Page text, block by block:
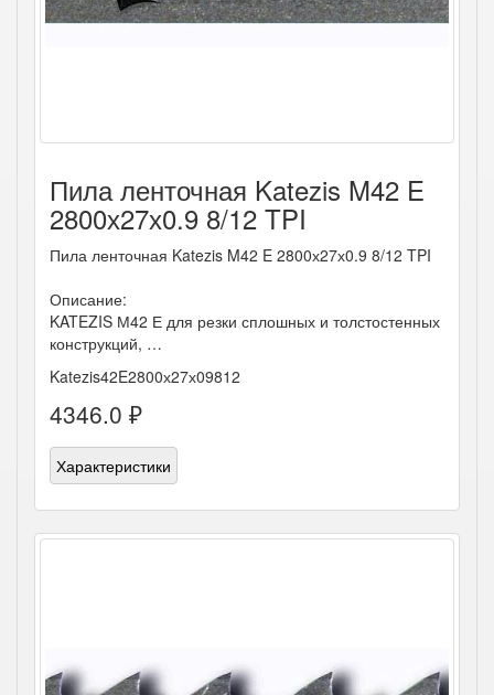
Пила ленточная Katezis M42 E
2800х27х0.9 8/12 TPI
Пила ленточная Katezis M42 E 2800х27х0.9 8/12 TPI
Описание:
KATEZIS М42 Е для резки сплошных и толстостенных
конструкций, …
Katezis42E2800х27х09812
4346.0 ₽
Характеристики